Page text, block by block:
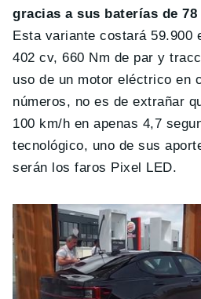
gracias a sus baterías de 78
Esta variante costará 59.900
402 cv, 660 Nm de par y
uso de un motor eléctrico en
números, no es de extrañar
100 km/h en apenas 4,7
tecnológico, uno de sus
serán los faros Pixel LED.